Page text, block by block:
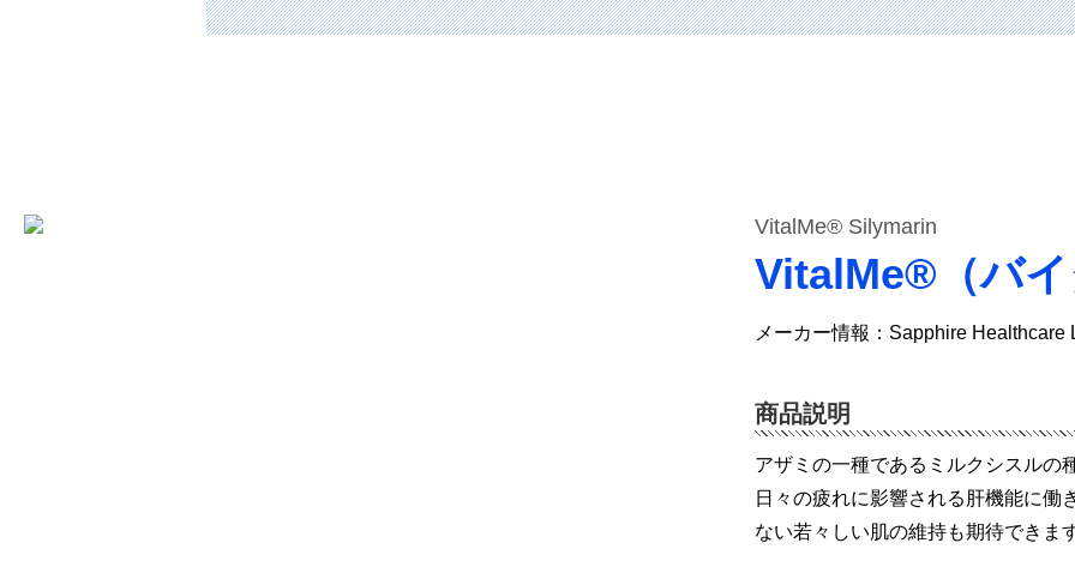
VitalMe® Silymarin
VitalMe®（バ
メーカー情報：Sapphire Healthcare
商品説明
アザミの一種であるミルクシスルの
日々の疲れに影響される肝機能に働
ない若々しい肌の維持も期待できま